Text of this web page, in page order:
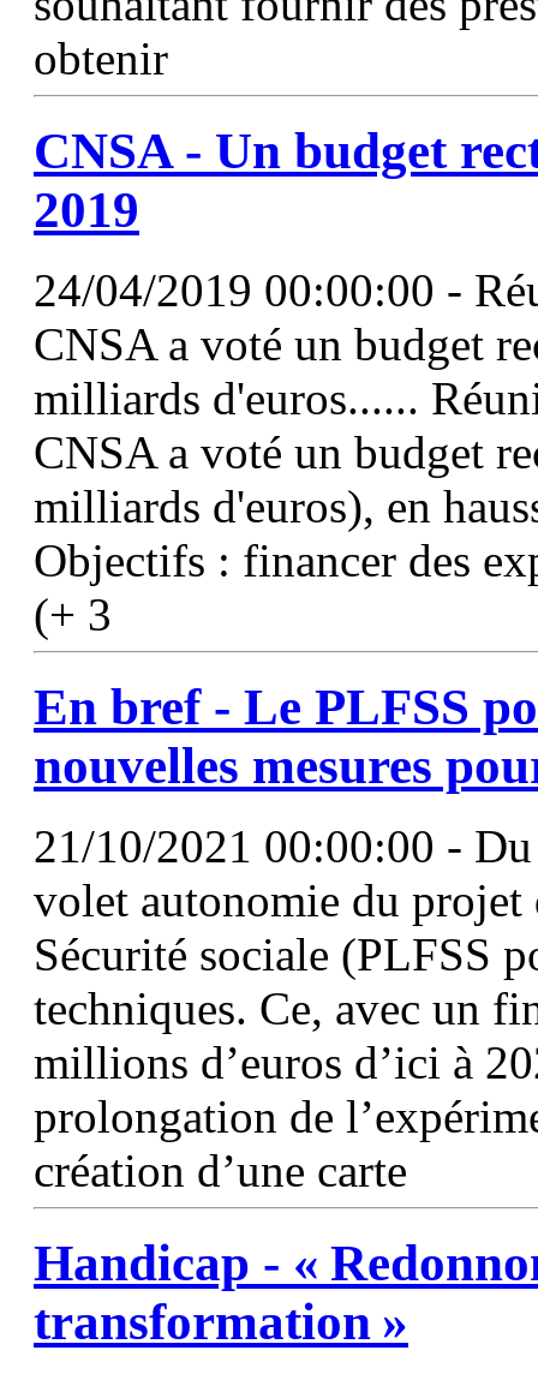
obtenir
CNSA - Un budget
2019
24/04/2019 00:00:00 -
CNSA a voté un budget
milliards d'euros......
CNSA a voté un budget
milliards d'euros), en
Objectifs : financer des
(+ 3
En bref - Le PLFSS
nouvelles mesures
21/10/2021 00:00:00 -
volet autonomie du
Sécurité sociale (PLFSS
techniques. Ce, avec un
millions d’euros d’ici à
prolongation de
création d’une carte
Handicap - «
transformation »